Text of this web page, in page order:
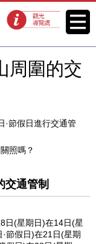
觀光導覽處 菜單
周圍的交
·節假日進行交通管
照嗎？
交通管制
日(星期日)在14日(星
節假日)在21日(星期